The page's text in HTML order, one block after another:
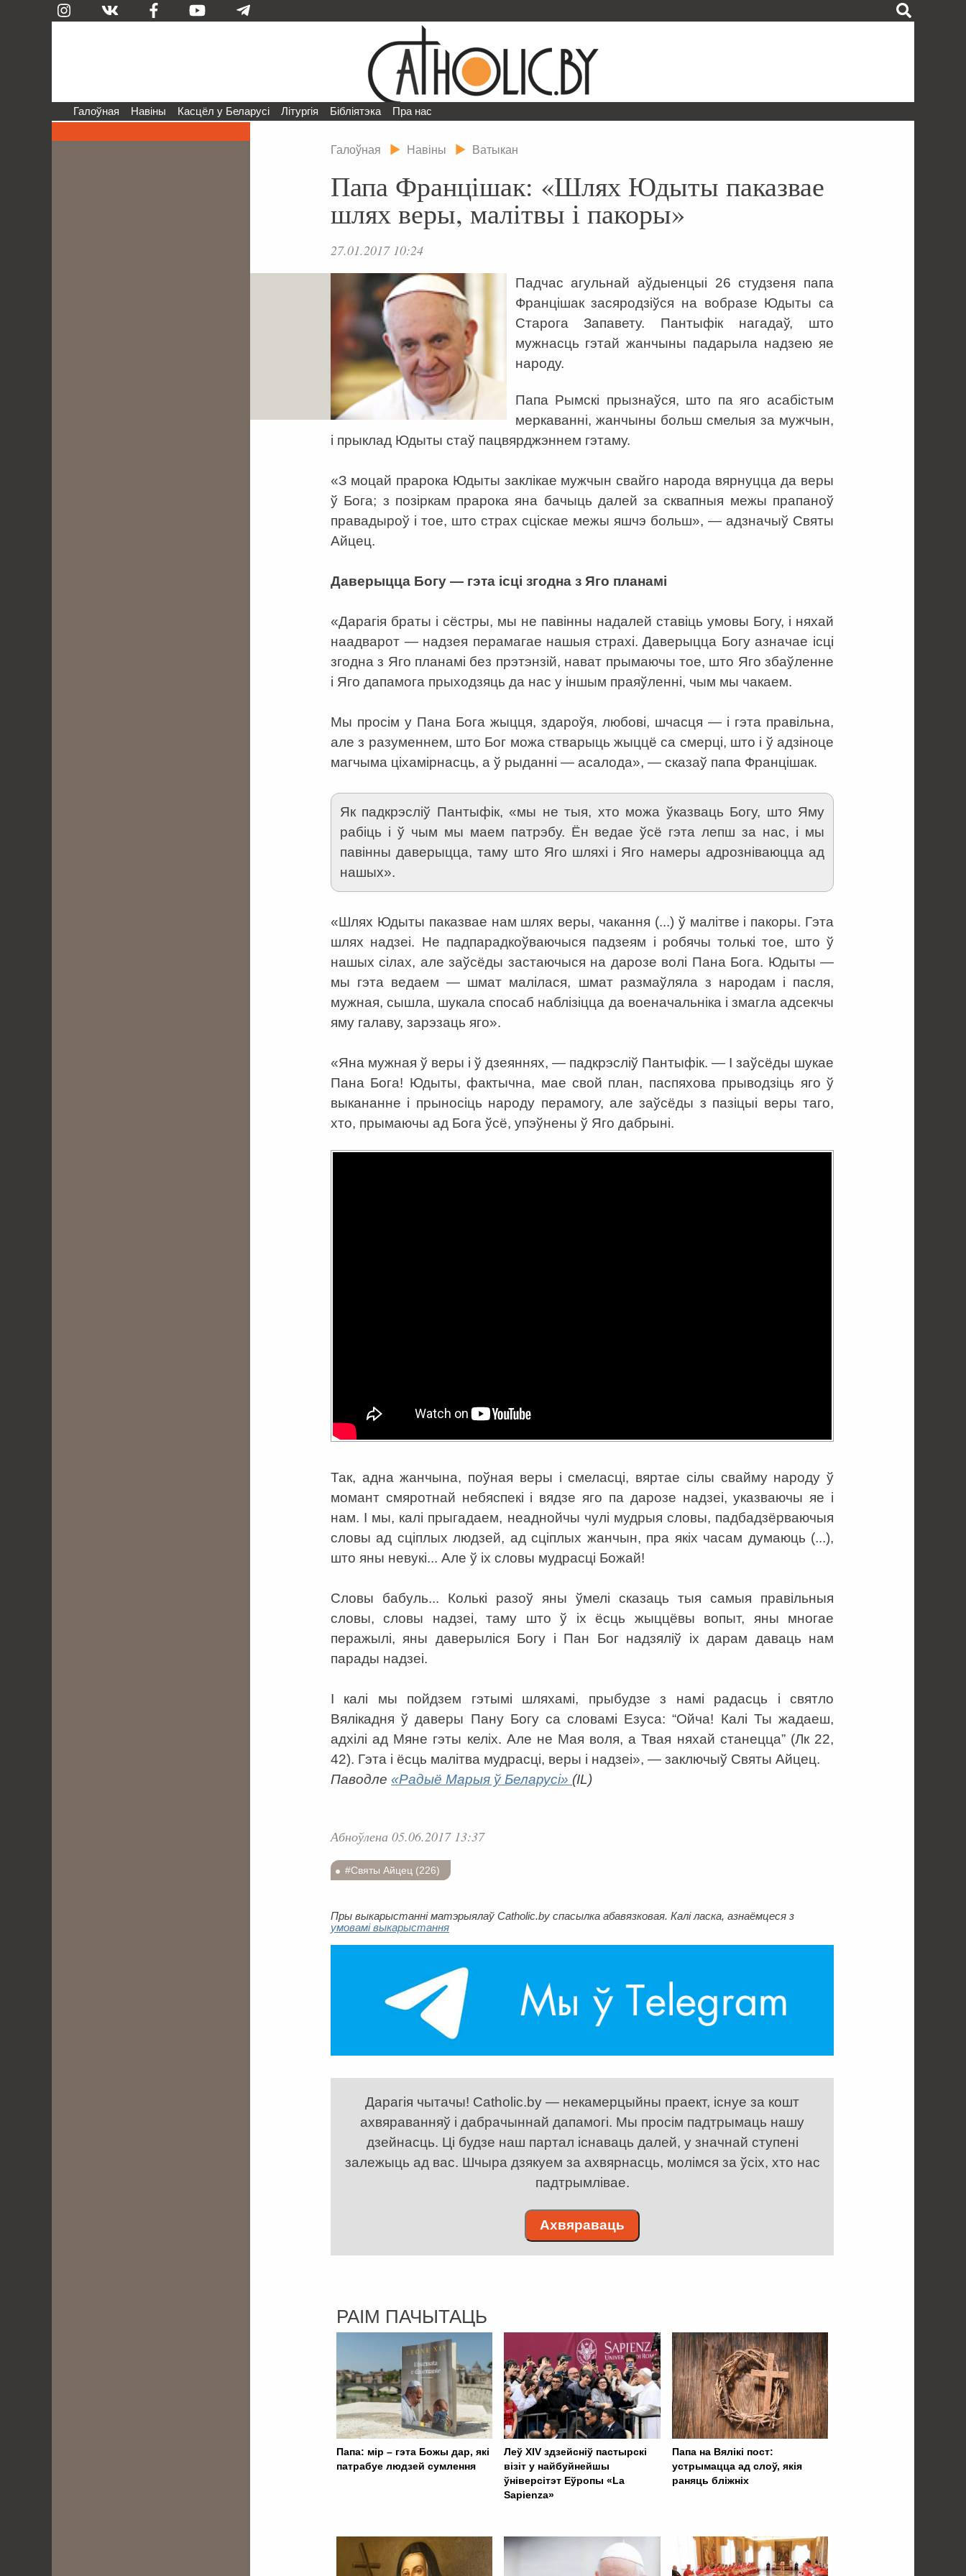
Галоўная Навіны Касцёл у Беларусі Літургія Бібліятэка Пра нас
Галоўная Навіны Ватыкан
Папа Францішак: «Шлях Юдыты паказвае
шлях веры, малітвы і пакоры»
27.01.2017 10:24
Падчас агульнай аўдыенцыі 26 студзеня папа
Францішак засяродзіўся на вобразе Юдыты са
Старога Запавету. Пантыфік нагадаў, што
мужнасць гэтай жанчыны падарыла надзею яе
народу.
Папа Рымскі прызнаўся, што па яго асабістым
меркаванні, жанчыны больш смелыя за мужчын,
і прыклад Юдыты стаў пацвярджэннем гэтаму.
«З моцай прарока Юдыты заклікае мужчын свайго народа вярнуцца да веры
ў Бога; з позіркам прарока яна бачыць далей за сквапныя межы прапаноў
правадыроў і тое, што страх сціскае межы яшчэ больш», — адзначыў Святы
Айцец.
Даверыцца Богу — гэта ісці згодна з Яго планамі
«Дарагія браты і сёстры, мы не павінны надалей ставіць умовы Богу, і няхай
наадварот — надзея перамагае нашыя страхі. Даверыцца Богу азначае ісці
згодна з Яго планамі без прэтэнзій, нават прымаючы тое, што Яго збаўленне
і Яго дапамога прыходзяць да нас у іншым праяўленні, чым мы чакаем.
Мы просім у Пана Бога жыцця, здароўя, любові, шчасця — і гэта правільна,
але з разуменнем, што Бог можа стварыць жыццё са смерці, што і ў адзіноце
магчыма ціхамірнасць, а ў рыданні — асалода», — сказаў папа Францішак.
Як падкрэсліў Пантыфік, «мы не тыя, хто можа ўказваць Богу, што Яму
рабіць і ў чым мы маем патрэбу. Ён ведае ўсё гэта лепш за нас, і мы
павінны даверыцца, таму што Яго шляхі і Яго намеры адрозніваюцца ад
нашых».
«Шлях Юдыты паказвае нам шлях веры, чакання (...) ў малітве і пакоры. Гэта
шлях надзеі. Не падпарадкоўваючыся падзеям і робячы толькі тое, што ў
нашых сілах, але заўсёды застаючыся на дарозе волі Пана Бога. Юдыты —
мы гэта ведаем — шмат малілася, шмат размаўляла з народам і пасля,
мужная, сышла, шукала спосаб наблізіцца да военачальніка і змагла адсекчы
яму галаву, зарэзаць яго».
«Яна мужная ў веры і ў дзеяннях, — падкрэсліў Пантыфік. — І заўсёды шукае
Пана Бога! Юдыты, фактычна, мае свой план, паспяхова прыводзіць яго ў
выкананне і прыносіць народу перамогу, але заўсёды з пазіцыі веры таго,
хто, прымаючы ад Бога ўсё, упэўнены ў Яго дабрыні.
Так, адна жанчына, поўная веры і смеласці, вяртае сілы свайму народу ў
момант смяротнай небяспекі і вядзе яго па дарозе надзеі, указваючы яе і
нам. І мы, калі прыгадаем, неаднойчы чулі мудрыя словы, падбадзёрваючыя
словы ад сціплых людзей, ад сціплых жанчын, пра якіх часам думаюць (...),
што яны невукі... Але ў іх словы мудрасці Божай!
Словы бабуль... Колькі разоў яны ўмелі сказаць тыя самыя правільныя
словы, словы надзеі, таму што ў іх ёсць жыццёвы вопыт, яны многае
перажылі, яны даверыліся Богу і Пан Бог надзяліў іх дарам даваць нам
парады надзеі.
І калі мы пойдзем гэтымі шляхамі, прыбудзе з намі радасць і святло
Вялікадня ў даверы Пану Богу са словамі Езуса: “Ойча! Калі Ты жадаеш,
адхілі ад Мяне гэты келіх. Але не Мая воля, а Твая няхай станецца” (Лк 22,
42). Гэта і ёсць малітва мудрасці, веры і надзеі», — заключыў Святы Айцец.
Паводле «Радыё Марыя ў Беларусі» (IL)
Абноўлена 05.06.2017 13:37
#Святы Айцец (226)
Пры выкарыстанні матэрыялаў Catholic.by спасылка абавязковая. Калі ласка, азнаёмцеся з
умовамі выкарыстання
Дарагія чытачы! Catholic.by — некамерцыйны праект, існуе за кошт
ахвяраванняў і дабрачыннай дапамогі. Мы просім падтрымаць нашу
дзейнасць. Ці будзе наш партал існаваць далей, у значнай ступені
залежыць ад вас. Шчыра дзякуем за ахвярнасць, молімся за ўсіх, хто нас
падтрымлівае.
Ахвяраваць
РАІМ ПАЧЫТАЦЬ
Папа: мір – гэта Божы дар, які
патрабуе людзей сумлення
Леў XIV здзейсніў пастырскі
візіт у найбуйнейшы
ўніверсітэт Еўропы «La
Sapienza»
Папа на Вялікі пост:
устрымацца ад слоў, якія
раняць бліжніх